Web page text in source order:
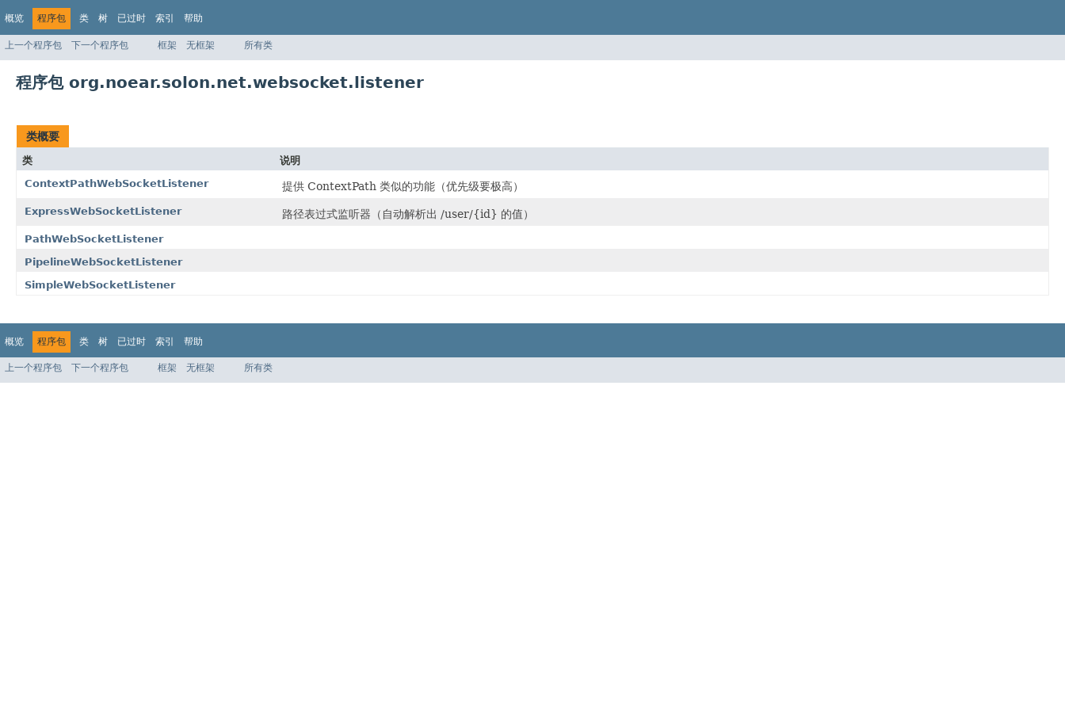
概览 程序包 类 树 已过时 索引 帮助
上一个程序包 下一个程序包 框架 无框架 所有类
程序包 org.noear.solon.net.websocket.listener
类概要
类
说明
ContextPathWebSocketListener
提供 ContextPath 类似的功能（优先级要极高）
ExpressWebSocketListener 路径表过式监听器（自动解析出 /user/{id} 的值）
PathWebSocketListener
PipelineWebSocketListener
SimpleWebSocketListener
概览 程序包 类 树 已过时 索引 帮助
上一个程序包 下一个程序包 框架 无框架 所有类